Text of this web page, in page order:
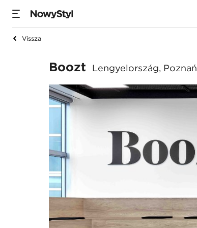
Vissza
Boozt
Boozt Lengyelország, Poznań